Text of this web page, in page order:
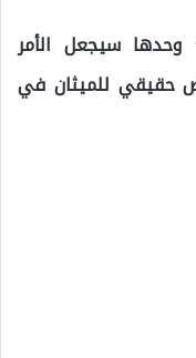
وحدها سيجعل الأمر
حقيقي للميثان في